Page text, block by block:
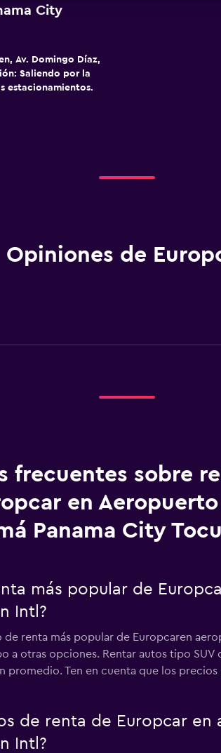
City
Av. Domingo Díaz,
Saliendo por la
estacionamientos.
Opiniones de
frecuentes sobre
en
Panama City
más popular de
Intl?
de renta más popular de Europcaren
a otras opciones. Rentar autos tipo
promedio. Ten en cuenta que los
de renta de Europcar en
Intl?